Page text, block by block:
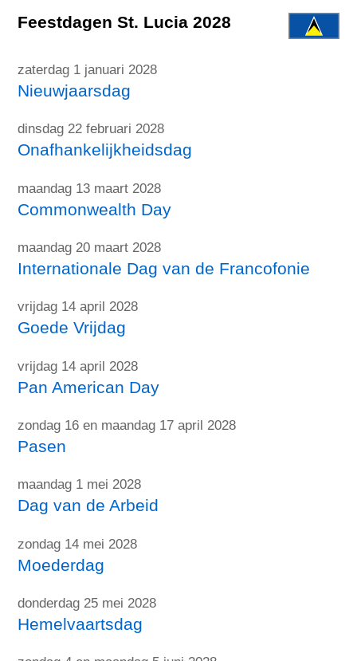
Feestdagen St. Lucia 2028
zaterdag 1 januari 2028
Nieuwjaarsdag
dinsdag 22 februari 2028
Onafhankelijkheidsdag
maandag 13 maart 2028
Commonwealth Day
maandag 20 maart 2028
Internationale Dag van de Francofonie
vrijdag 14 april 2028
Goede Vrijdag
vrijdag 14 april 2028
Pan American Day
zondag 16 en maandag 17 april 2028
Pasen
maandag 1 mei 2028
Dag van de Arbeid
zondag 14 mei 2028
Moederdag
donderdag 25 mei 2028
Hemelvaartsdag